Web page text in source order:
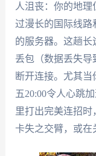
人沮丧：你的地
过漫长的国际线路
的服务器。这趟长
丢包（数据丢失
断开连接。尤其当
五20:00令人心跳
里打出完美连招
卡失之交臂，或在